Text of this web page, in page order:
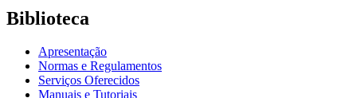
Biblioteca
Apresentação
Normas e Regulamentos
Serviços Oferecidos
Manuais e Tutoriais